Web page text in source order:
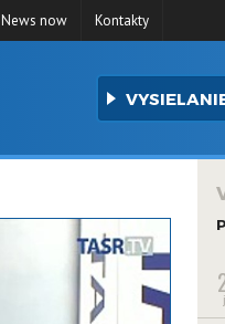
News now Kontakty